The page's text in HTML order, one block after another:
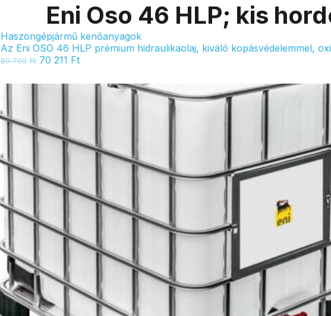
Eni Oso 46 HLP; kis
Haszongépjármű kenőanyagok
Az Eni OSO 46 HLP prémium hidraulikaolaj, kiváló kopásvédelemmel,
Ft
80 700 Ft
70 211